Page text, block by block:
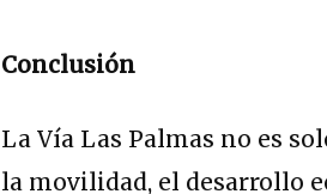
Conclusión
La Vía Las Palmas no es
la movilidad, el desarrollo